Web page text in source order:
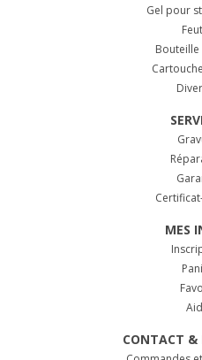
Gel pour
MES
CONTACT &